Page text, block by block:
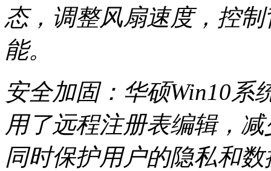
态，调整风扇速度，控
能。
安全加固：华硕Win10系
用了远程注册表编辑，
同时保护用户的隐私和